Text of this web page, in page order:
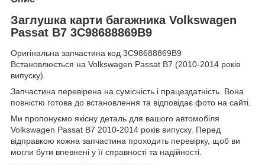
Заглушка карти багажника Volkswagen
Passat B7 3C98688869B9
Оригінальна запчастина код 3C98688869B9
Встановлюється на Volkswagen Passat B7 (2010-2014 років
випуску).
Запчастина перевірена на сумісність і працездатність. Вона
повністю готова до встановлення та відповідає фото на сайті.
Ми пропонуємо якісну деталь для вашого автомобіля
Volkswagen Passat B7 2010-2014 років випуску. Перед
відправкою кожна запчастина проходить перевірку, щоб ви
могли бути впевнені у її справності та надійності.